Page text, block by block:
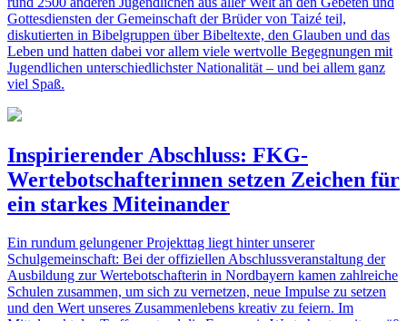
Gottesdiensten der Gemeinschaft der Brüder von Taizé teil,
diskutierten in Bibelgruppen über Bibeltexte, den Glauben und das
Leben und hatten dabei vor allem viele wertvolle Begegnungen mit
Jugendlichen unterschiedlichster Nationalität – und bei allem ganz
viel Spaß.
Inspirierender Abschluss: FKG-
Wertebotschafterinnen setzen Zeichen für
ein starkes Miteinander
Ein rundum gelungener Projekttag liegt hinter unserer
Schulgemeinschaft: Bei der offiziellen Abschlussveranstaltung der
Ausbildung zur Wertebotschafterin in Nordbayern kamen zahlreiche
Schulen zusammen, um sich zu vernetzen, neue Impulse zu setzen
und den Wert unseres Zusammenlebens kreativ zu feiern. Im